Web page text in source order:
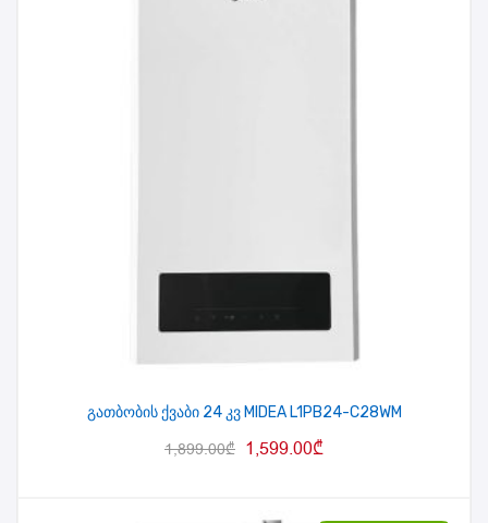
გათბობის ქვაბი 24 კვ MIDEA L1PB24-C28WM
1,899.00₾ 1,599.00₾